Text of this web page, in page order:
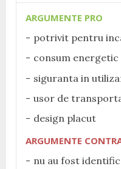
ARGUMENTE PRO
potrivit pentru
consum energetic
siguranta in
usor de
design placut
ARGUMENTE
nu au fost